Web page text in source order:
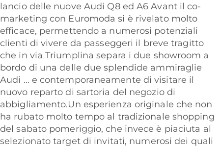
lancio delle nuove Audi Q8 ed A6 Avant il co-
marketing con Euromoda si è rivelato molto
efficace, permettendo a numerosi potenziali
clienti di vivere da passeggeri il breve tragitto
che in via Triumplina separa i due showroom a
bordo di una delle due splendide ammiraglie
Audi … e contemporaneamente di visitare il
nuovo reparto di sartoria del negozio di
abbigliamento.Un esperienza originale che non
ha rubato molto tempo al tradizionale shopping
del sabato pomeriggio, che invece è piaciuta al
selezionato target di invitati, numerosi dei quali